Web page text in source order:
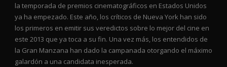
la temporada de premios cinematográficos en Estados Unidos
ya ha empezado. Este año, los críticos de Nueva York han sido
los primeros en emitir sus veredictos sobre lo mejor del cine en
este 2013 que ya toca a su fin. Una vez más, los entendidos de
la Gran Manzana han dado la campanada otorgando el máximo
galardón a una candidata inesperada.